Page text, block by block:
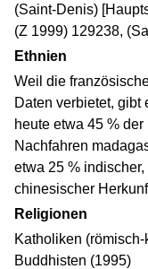
(Saint-Denis)
(Z 1999) 129238,
Ethnien
Weil die
Daten verbietet, gibt
heute etwa 45 %
Nachfahren
etwa 25 %
chinesischer
Religionen
Katholiken
Buddhisten (1995)